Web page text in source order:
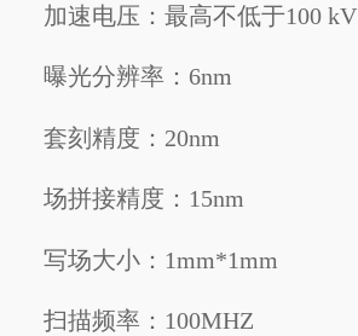
加速电压：最高不低于100 kV
曝光分辨率：6nm
套刻精度：20nm
场拼接精度：15nm
写场大小：1mm*1mm
扫描频率：100MHZ